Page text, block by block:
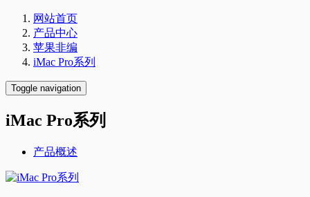
网站首页
产品中心
苹果非编
iMac Pro系列
Toggle navigation
iMac Pro系列
产品概述